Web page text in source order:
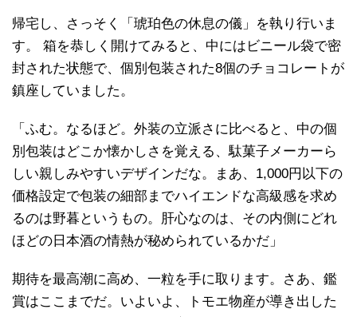
帰宅し、さっそく「琥珀色の休息の儀」を執り行いま
す。 箱を恭しく開けてみると、中にはビニール袋で密
封された状態で、個別包装された8個のチョコレートが
鎮座していました。
「ふむ。なるほど。外装の立派さに比べると、中の個
別包装はどこか懐かしさを覚える、駄菓子メーカーら
しい親しみやすいデザインだな。まあ、1,000円以下の
価格設定で包装の細部までハイエンドな高級感を求め
るのは野暮というもの。肝心なのは、その内側にどれ
ほどの日本酒の情熱が秘められているかだ」
期待を最高潮に高め、一粒を手に取ります。さあ、鑑
賞はここまでだ。いよいよ、トモエ物産が導き出した